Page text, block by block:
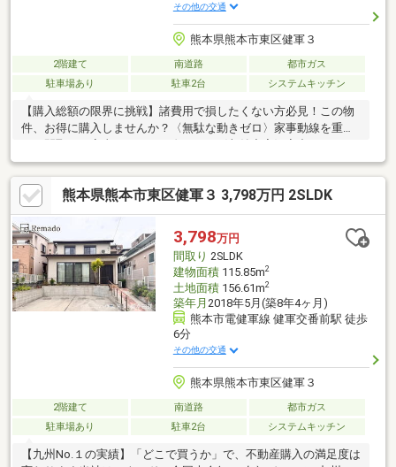
その他の交通
熊本県熊本市東区健軍３
2階建て 南道路
都市ガス
駐車場あり
駐車2台 システムキッチン
【購入総額の限界に挑戦】諸費用で損したくない方必見！この物
件、お得に購入しませんか？〈無駄な動きゼロ〉家事動線を重視
整う。お部屋が広く使えて、片付けも楽しくなる。〈複層ガラ
ス〉断熱性＋防音。快適な生活を守る窓ガラスです。結露も抑え
てお掃除楽々♪〈健軍小学校まで徒歩１２分〉通学路が短いから、
低学年のお子様も安心です。【内覧ツアー】 熊本県全域の気にな
る物件を全て弊社でまとめてご内覧いただけます水曜日や１８時
以降、お仕事終わりの内覧も柔軟に対応！物件選びからお引渡し
まで『ハウスドゥ熊本桜町』が全力でサポートします
熊本県熊本市東区健軍３ 3,798万円 2SLDK
3,798万円
間取り 2SLDK
建物面積115.85m2
土地面積156.61m2
築年月 2018年5月(築8年4ヶ月)
熊本市電健軍線 健軍交番前駅 徒歩
6分
その他の交通
熊本県熊本市東区健軍３
2階建て 南道路
都市ガス
駐車場あり
駐車2台 システムキッチン
【九州No.１の実績】「どこで買うか」で、不動産購入の満足度は